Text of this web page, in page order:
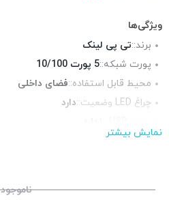
ویژگی‌ها
برند::تی پی لینک
پورت شبکه::5 پورت 10/100
محیط قابل استفاده::فضای داخلی
چراغ LED وضعیت::
دارد
منبع تغذیه::
نمایش بیشتر
ناموجود